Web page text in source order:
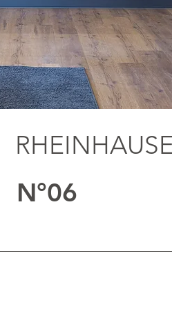
N°06